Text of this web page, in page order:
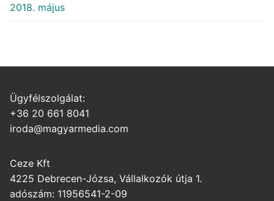
2018. május
Ügyfélszolgálat:
+36 20 661 8041
iroda@magyarmedia.com
Ceze Kft
4225 Debrecen-Józsa, Vállalkozók útja 1.
adószám: 11956541-2-09